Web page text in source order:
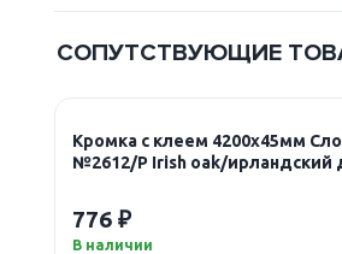
СОПУТСТВУЮЩИЕ
Кромка с клеем 4200х45мм
№2612/P Irish oak/ирландский
776 ₽
В наличии